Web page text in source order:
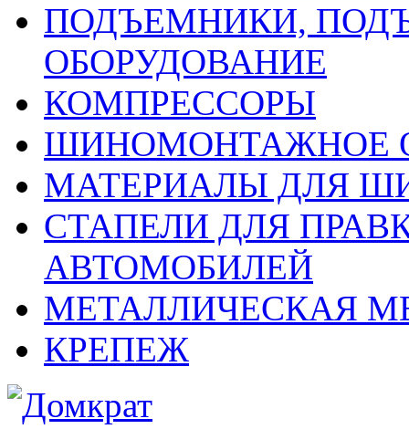
ПОДЪЕМНИКИ,
ОБОРУДОВАНИЕ
КОМПРЕССОРЫ
ШИНОМОНТАЖНОЕ
МАТЕРИАЛЫ ДЛЯ
СТАПЕЛИ ДЛЯ
АВТОМОБИЛЕЙ
МЕТАЛЛИЧЕСКАЯ
КРЕПЕЖ